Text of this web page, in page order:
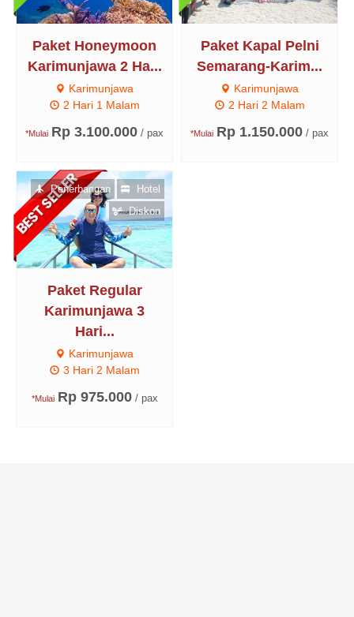
Paket Honeymoon
Karimunjawa 2 Ha...
Karimunjawa
2 Hari 1 Malam
*Mulai Rp 3.100.000 / pax
Paket Kapal Pelni
Semarang-Karim...
Karimunjawa
2 Hari 2 Malam
*Mulai Rp 1.150.000 / pax
Paket Regular
Karimunjawa 3
Hari...
Karimunjawa
3 Hari 2 Malam
*Mulai Rp 975.000 / pax
Penerbangan
Hotel
Diskon